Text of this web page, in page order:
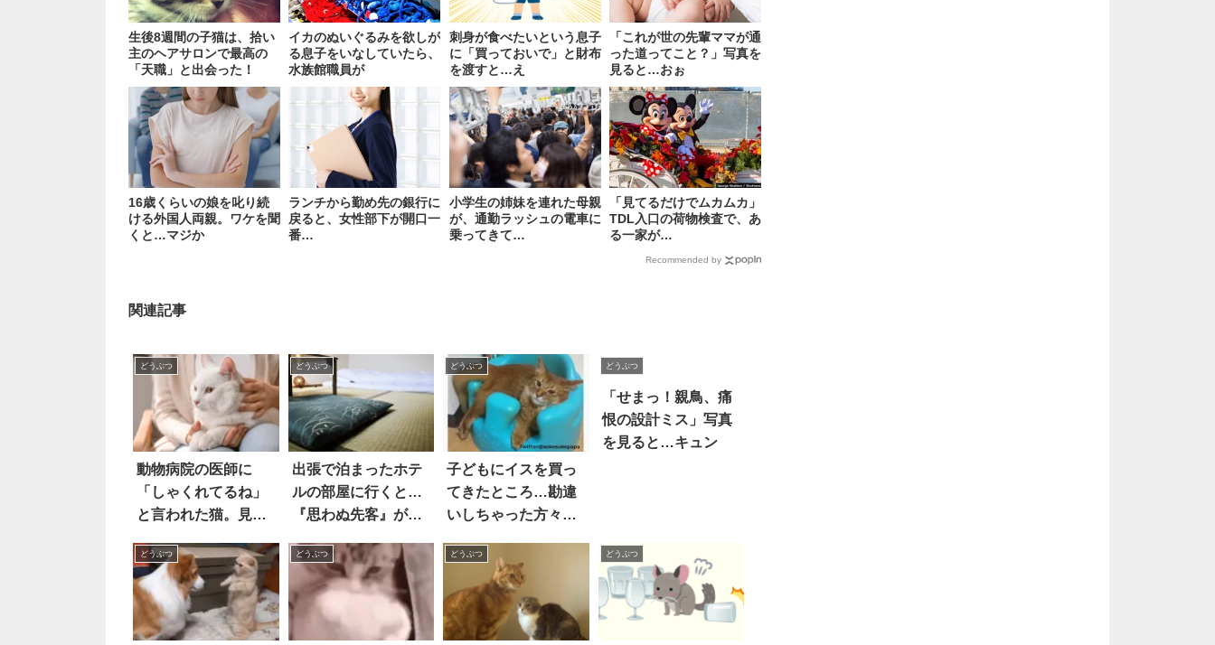
生後8週間の子猫は、拾い
主のヘアサロンで最高の
「天職」と出会った！
イカのぬいぐるみを欲しが
る息子をいなしていたら、
水族館職員が
刺身が食べたいという息子
に「買っておいで」と財布
を渡すと…え
「これが世の先輩ママが通
った道ってこと？」写真を
見ると…おぉ
16歳くらいの娘を叱り続
ける外国人両親。ワケを聞
くと…マジか
ランチから勤め先の銀行に
戻ると、女性部下が開口一
番…
小学生の姉妹を連れた母親
が、通勤ラッシュの電車に
乗ってきて…
「見てるだけでムカムカ」
TDL入口の荷物検査で、あ
る一家が…
Recommended by
関連記事
どうぶつ
動物病院の医師に
「しゃくれてるね」
と言われた猫。見る
どうぶつ
出張で泊まったホテ
ルの部屋に行くと…
『思わぬ先客』が寝
どうぶつ
子どもにイスを買っ
てきたところ…勘違
いしちゃった方々が
どうぶつ
「せまっ！親鳥、痛
恨の設計ミス」写真
を見ると…キュン
どうぶつ どうぶつ どうぶつ どうぶつ